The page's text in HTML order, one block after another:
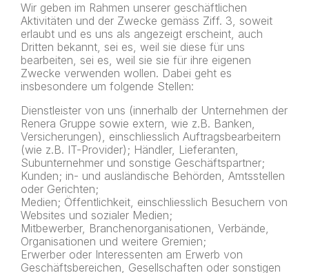
Wir geben im Rahmen unserer geschäftlichen
Aktivitäten und der Zwecke gemäss Ziff. 3, soweit
erlaubt und es uns als angezeigt erscheint, auch
Dritten bekannt, sei es, weil sie diese für uns
bearbeiten, sei es, weil sie sie für ihre eigenen
Zwecke verwenden wollen. Dabei geht es
insbesondere um folgende Stellen:
Dienstleister von uns (innerhalb der Unternehmen der
Renera Gruppe sowie extern, wie z.B. Banken,
Versicherungen), einschliesslich Auftragsbearbeitern
(wie z.B. IT-Provider); Händler, Lieferanten,
Subunternehmer und sonstige Geschäftspartner;
Kunden; in- und ausländische Behörden, Amtsstellen
oder Gerichten;
Medien; Öffentlichkeit, einschliesslich Besuchern von
Websites und sozialer Medien;
Mitbewerber, Branchenorganisationen, Verbände,
Organisationen und weitere Gremien;
Erwerber oder Interessenten am Erwerb von
Geschäftsbereichen, Gesellschaften oder sonstigen